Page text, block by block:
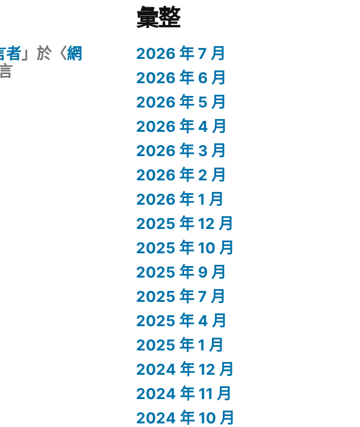
者」於〈網
彙整
2026 年 7 月
2026 年 6 月
2026 年 5 月
2026 年 4 月
2026 年 3 月
2026 年 2 月
2026 年 1 月
2025 年 12 月
2025 年 10 月
2025 年 9 月
2025 年 7 月
2025 年 4 月
2025 年 1 月
2024 年 12 月
2024 年 11 月
2024 年 10 月